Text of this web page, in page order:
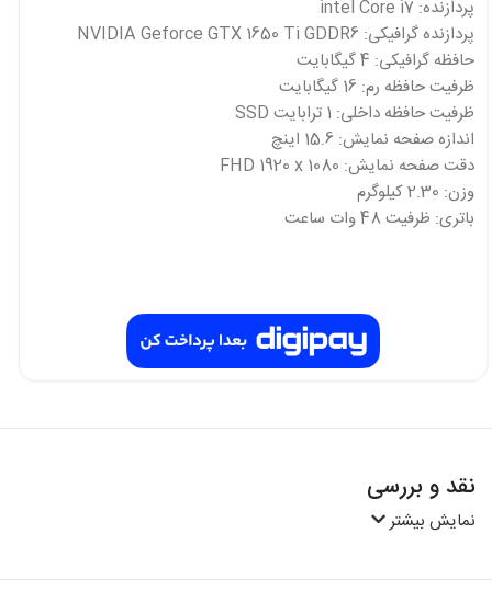
پردازنده: intel Core i7
پردازنده گرافیکی: NVIDIA Geforce GTX 1650 Ti GDDR6
حافظه گرافیکی: 4 گیگابایت
ظرفیت حافظه رم: 16 گیگابایت
ظرفیت حافظه داخلی: 1 ترابایت SSD
اندازه صفحه نمایش: 15.6 اینچ
دقت صفحه نمایش: FHD 1920 x 1080
وزن: 2.30 کیلوگرم
باتری: ظرفیت 48 وات ساعت
نقد و بررسی
نمایش بیشتر